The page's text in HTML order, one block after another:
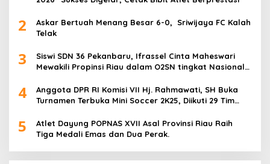
2
Askar Bertuah Menang Besar 6-0, Sriwijaya FC Kalah
Telak
3
Siswi SDN 36 Pekanbaru, Ifrassel Cinta Maheswari
Mewakili Propinsi Riau dalam O2SN tingkat Nasional
4
Anggota DPR RI Komisi VII Hj. Rahmawati, SH Buka
Turnamen Terbuka Mini Soccer 2K25, Diikuti 29 Tim
5
Atlet Dayung POPNAS XVII Asal Provinsi Riau Raih
Tiga Medali Emas dan Dua Perak.